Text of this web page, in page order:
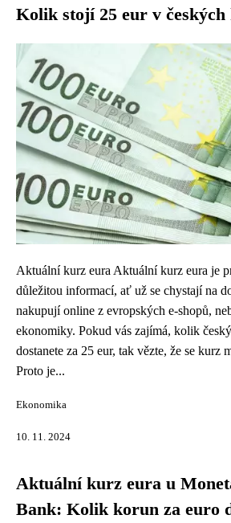
Kolik stojí 25 eur v českých
Aktuální kurz eura Aktuální kurz eura je
důležitou informací, ať už se chystají na
nakupují online z evropských e-shopů,
ekonomiky. Pokud vás zajímá, kolik
dostanete za 25 eur, tak vězte, že se kurz
Proto je...
Ekonomika
10. 11. 2024
Aktuální kurz eura u
Bank: Kolik korun za euro